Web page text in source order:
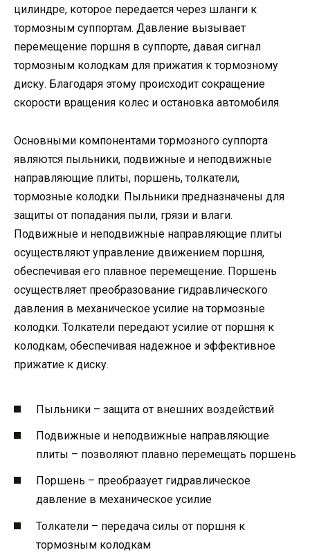
цилиндре, которое передается через шланги к
тормозным суппортам. Давление вызывает
перемещение поршня в суппорте, давая сигнал
тормозным колодкам для прижатия к тормозному
диску. Благодаря этому происходит сокращение
скорости вращения колес и остановка автомобиля.
Основными компонентами тормозного суппорта
являются пыльники, подвижные и неподвижные
направляющие плиты, поршень, толкатели,
тормозные колодки. Пыльники предназначены для
защиты от попадания пыли, грязи и влаги.
Подвижные и неподвижные направляющие плиты
осуществляют управление движением поршня,
обеспечивая его плавное перемещение. Поршень
осуществляет преобразование гидравлического
давления в механическое усилие на тормозные
колодки. Толкатели передают усилие от поршня к
колодкам, обеспечивая надежное и эффективное
прижатие к диску.
Пыльники – защита от внешних воздействий
Подвижные и неподвижные направляющие
плиты – позволяют плавно перемещать поршень
Поршень – преобразует гидравлическое
давление в механическое усилие
Толкатели – передача силы от поршня к
тормозным колодкам